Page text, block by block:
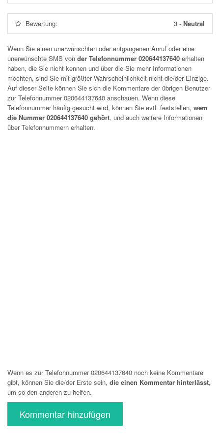
Bewertung: 3 - Neutral
Wenn Sie einen unerwünschten oder entgangenen Anruf oder eine
unerwünschte SMS von der Telefonnummer 020644137640 erhalten
haben, die Sie nicht kennen und über die Sie mehr Informationen
möchten, sind Sie mit größter Wahrscheinlichkeit nicht die/der Einzige.
Auf dieser Seite können Sie sich die Kommentare der übrigen Benutzer
zur Telefonnummer020644137640 anschauen. Wenn diese
Telefonnummer häufig gesucht wird, können Sie evtl. feststellen, wem
die Nummer 020644137640 gehört, und auch weitere Informationen
über Telefonnummern erhalten.
Wenn es zur Telefonnummer 020644137640 noch keine Kommentare
gibt, können Sie die/der Erste sein, die einen Kommentar hinterlässt,
um so den anderen zu helfen.
Kommentar hinzufügen